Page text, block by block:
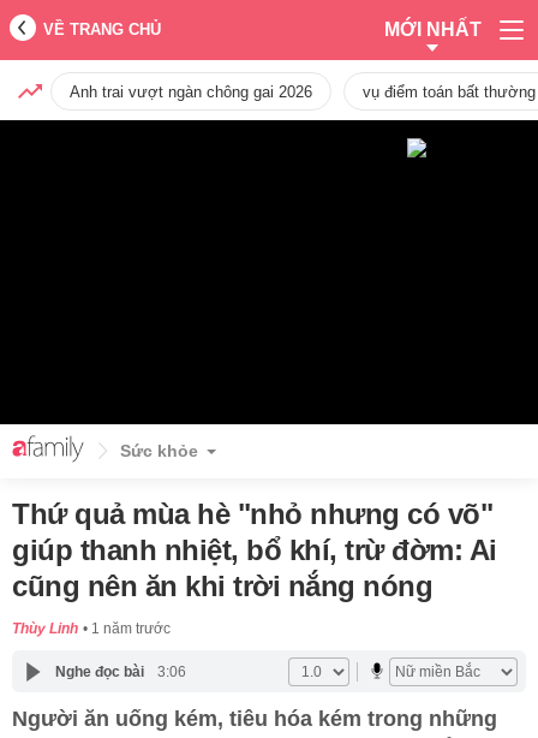
VỀ TRANG CHỦ MỚI NHẤT
Anh trai vượt ngàn chông gai 2026 vụ điểm toán bất
Sức khỏe
Thứ quả mùa hè "nhỏ nhưng có võ"
giúp thanh nhiệt, bổ khí, trừ đờm: Ai
cũng nên ăn khi trời nắng nóng
Thùy Linh 1 năm trước
Nghe đọc bài 3:06
Người ăn uống kém, tiêu hóa kém trong những